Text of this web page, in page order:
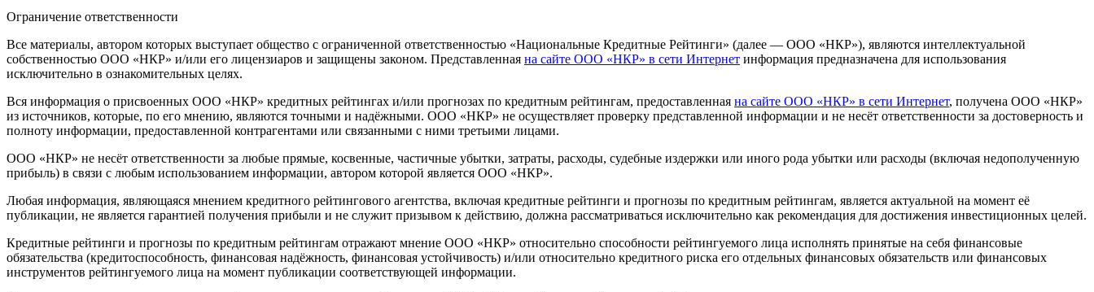
Ограничение ответственности
Все материалы, автором которых выступает общество с ограниченной ответственностью «Национальные Кредитные Рейтинги» (далее — ООО «НКР»), являются интеллектуальной
собственностью ООО «НКР» и/или его лицензиаров и защищены законом. Представленная на сайте ООО «НКР» в сети Интернет информация предназначена для использования
исключительно в ознакомительных целях.
Вся информация о присвоенных ООО «НКР» кредитных рейтингах и/или прогнозах по кредитным рейтингам, предоставленная на сайте ООО «НКР» в сети Интернет, получена ООО «НКР»
из источников, которые, по его мнению, являются точными и надёжными. ООО «НКР» не осуществляет проверку представленной информации и не несёт ответственности за достоверность и
полноту информации, предоставленной контрагентами или связанными с ними третьими лицами.
ООО «НКР» не несёт ответственности за любые прямые, косвенные, частичные убытки, затраты, расходы, судебные издержки или иного рода убытки или расходы (включая недополученную
прибыль) в связи с любым использованием информации, автором которой является ООО «НКР».
Любая информация, являющаяся мнением кредитного рейтингового агентства, включая кредитные рейтинги и прогнозы по кредитным рейтингам, является актуальной на момент её
публикации, не является гарантией получения прибыли и не служит призывом к действию, должна рассматриваться исключительно как рекомендация для достижения инвестиционных целей.
Кредитные рейтинги и прогнозы по кредитным рейтингам отражают мнение ООО «НКР» относительно способности рейтингуемого лица исполнять принятые на себя финансовые
обязательства (кредитоспособность, финансовая надёжность, финансовая устойчивость) и/или относительно кредитного риска его отдельных финансовых обязательств или финансовых
инструментов рейтингуемого лица на момент публикации соответствующей информации.